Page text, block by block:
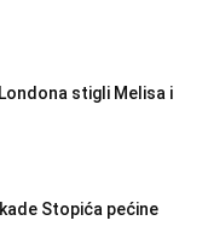
stigli Melisa i
Stopića pećine